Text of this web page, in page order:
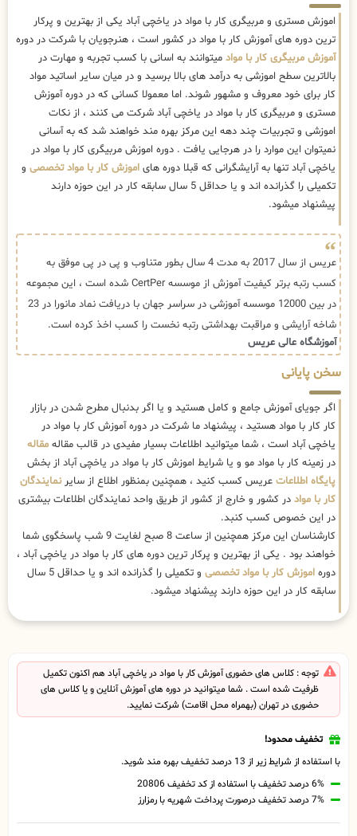
اموزش مستری و مربیگری کار با مواد در یاخچی آباد یکی از بهترین و پرکار
ترین دوره های آموزش کار با مواد در کشور است ، هنرجویان با شرکت در دوره
آموزش مربیگری کار با مواد میتوانند به اسانی با کسب تجربه و مهارت در
بالاترین سطح اموزشی به درآمد های بالا برسید و در میان سایر اساتید مواد
کار برای خود معروف و مشهور شوند. اما معمولا کسانی که در دوره آموزش
مستری و مربیگری کار با مواد در یاخچی آباد شرکت می کنند ، از نکات
اموزشی و تجربیات چند دهه این مرکز بهره مند خواهند شد که به آسانی
نمیتوان این موارد را در هرجایی یافت . دوره اموزش مربیگری کار با مواد در
یاخچی آباد تنها به آرایشگرانی که قبلا دوره های اموزش کار با مواد تخصصی و
تکمیلی را گذرانده اند و یا حداقل 5 سال سابقه کار در این حوزه دارند
پیشنهاد میشود.
عریس از سال 2017 به مدت 4 سال بطور متناوب و پی در پی موفق به
کسب رتبه برتر کیفیت آموزش از موسسه CertPer شده است ، این مجموعه
در بین 12000 موسسه آموزشی در سراسر جهان با دریافت نماد مانورا در 23
شاخه آرایشی و مراقبت بهداشتی رتبه نخست را کسب اخذ کرده است.
آموزشگاه عالی عریس
سخن پایانی
اگر جویای آموزش جامع و کامل هستید و یا اگر بدنبال مطرح شدن در بازار
کار کار با مواد هستید ، پیشنهاد ما شرکت در دوره آموزش کار با مواد در
یاخچی آباد است ، شما میتوانید اطلاعات بسیار مفیدی در قالب مقاله مقاله
در زمینه کار با مواد مو و یا شرایط اموزش کار با مواد در یاخچی آباد از بخش
پایگاه اطلاعات عریس کسب کنید ، همچنین بمنظور اطلاع از سایرنمایندگان
کار با مواد در کشور و خارج از کشور از طریق واحد نمایندگان اطلاعات بیشتری
در این خصوص کسب کنبد.
کارشناسان این مرکز همچنین از ساعت 8 صبح لغایت 9 شب پاسخگوی شما
خواهند بود . یکی از بهترین و پرکار ترین دوره های کار با مواد در یاخچی آباد ،
دوره اموزش کار با مواد تخصصی
و تکمیلی را گذرانده اند و یا حداقل 5 سال
سابقه کار در این حوزه دارند پیشنهاد میشود.
توجه : کلاس های حضوری آموزش کار با مواد در یاخچی آباد هم اکنون تکمیل
ظرفیت شده است . شما میتوانید در دوره های آموزش آنلاین و یا کلاس های
حضوری در تهران (بهمراه محل اقامت) شرکت نمایید.
تخفیف محدود!
با استفاده از شرایط زیر از 13 درصد تخفیف بهره مند شوید.
6% درصد تخفیف با استفاده از کد تخفیف 20806
7% درصد تخفیف درصورت پرداخت شهریه با رمزارز